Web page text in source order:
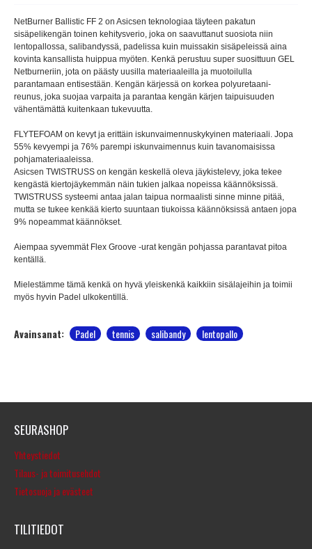
NetBurner Ballistic FF 2 on Asicsen teknologiaa täyteen pakatun
sisäpelikengän toinen kehitysverio, joka on saavuttanut suosiota niin
lentopallossa, salibandyssä, padelissa kuin muissakin sisäpeleissä aina
kovinta kansallista huippua myöten. Kenkä perustuu super suosittuun GEL
Netburneriin, jota on päästy uusilla materiaaleilla ja muotoilulla
parantamaan entisestään. Kengän kärjessä on korkea polyuretaani-
reunus, joka suojaa varpaita ja parantaa kengän kärjen taipuisuuden
vähentämättä kuitenkaan tukevuutta.
FLYTEFOAM on kevyt ja erittäin iskunvaimennuskykyinen materiaali. Jopa
55% kevyempi ja 76% parempi iskunvaimennus kuin tavanomaisissa
pohjamateriaaleissa.
Asicsen TWISTRUSS on kengän keskellä oleva jäykistelevy, joka tekee
kengästä kiertojäykemmän näin tukien jalkaa nopeissa käännöksissä.
TWISTRUSS systeemi antaa jalan taipua normaalisti sinne minne pitää,
mutta se tukee kenkää kierto suuntaan tiukoissa käännöksissä antaen jopa
9% nopeammat käännökset.
Aiempaa syvemmät Flex Groove -urat kengän pohjassa parantavat pitoa
kentällä.
Mielestämme tämä kenkä on hyvä yleiskenkä kaikkiin sisälajeihin ja toimii
myös hyvin Padel ulkokentillä.
Avainsanat: Padel tennis salibandy lentopallo
SEURASHOP
Yhteystiedot
Tilaus- ja toimitusehdot
Tietosuoja ja evästeet
TILITIEDOT